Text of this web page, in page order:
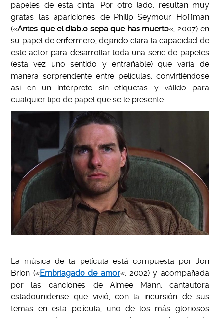
papeles de esta cinta. Por otro lado, resultan muy
gratas las apariciones de Philip Seymour Hoffman
(«Antes que el diablo sepa que has muerto«, 2007) en
su papel de enfermero, dejando clara la capacidad de
este actor para desarrollar toda una serie de papeles
(esta vez uno sentido y entrañable) que varía de
manera sorprendente entre películas, convirtiéndose
así en un intérprete sin etiquetas y válido para
cualquier tipo de papel que se le presente.
La música de la película está compuesta por Jon
Brion («Embriagado de amor«, 2002) y acompañada
por las canciones de Aimee Mann, cantautora
estadounidense que vivió, con la incursión de sus
temas en esta película, uno de los más gloriosos